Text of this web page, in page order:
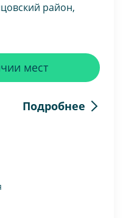
район,
Подробнее
мест